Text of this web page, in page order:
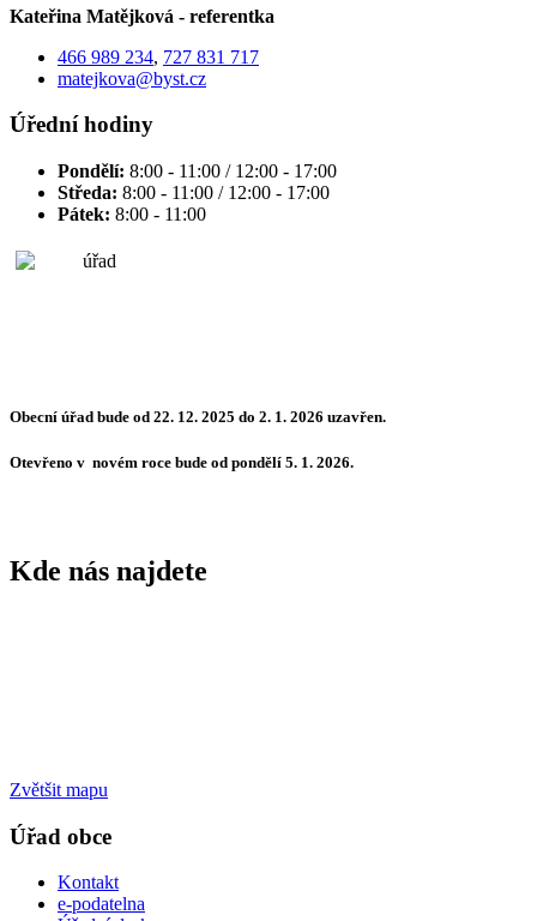
Kateřina Matějková - referentka
466 989 234, 727 831 717
matejkova@byst.cz
Úřední hodiny
Pondělí: 8:00 - 11:00 / 12:00 - 17:00
Středa: 8:00 - 11:00 / 12:00 - 17:00
Pátek: 8:00 - 11:00
Obecní úřad bude od 22. 12. 2025 do 2. 1. 2026 uzavřen.
Otevřeno v novém roce bude od pondělí 5. 1. 2026.
Kde nás najdete
Zvětšit mapu
Úřad obce
Kontakt
e-podatelna